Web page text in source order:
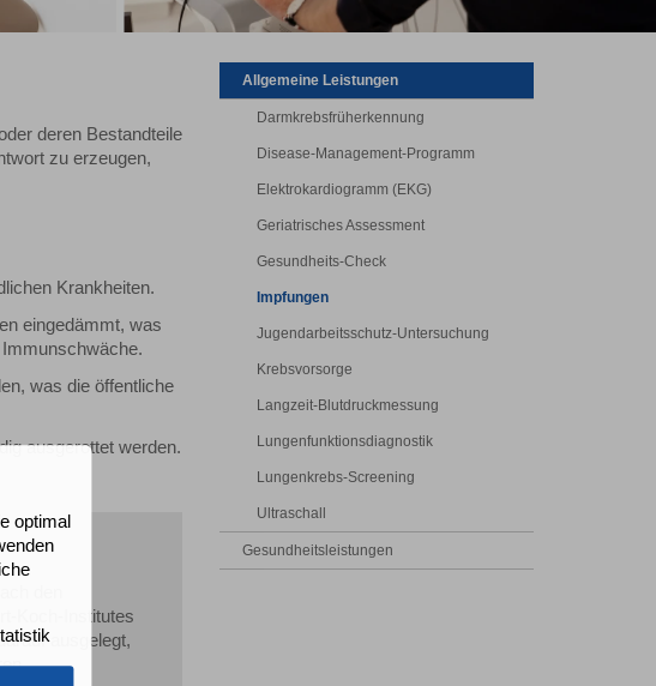
deren Bestandteile
zu erzeugen,
Krankheiten.
eingedämmt, was
was die öffentliche
ausgerottet werden.
den
Koch-Institutes
ausgelegt,
Allgemeine Leistungen
Darmkrebsfrüherkennung
Disease-Management-Programm
Elektrokardiogramm (EKG)
Geriatrisches Assessment
Gesundheits-Check
Impfungen
Jugendarbeitsschutz-Untersuchung
Krebsvorsorge
Langzeit-Blutdruckmessung
Lungenfunktionsdiagnostik
Lungenkrebs-Screening
Ultraschall
Gesundheitsleistungen
optimal